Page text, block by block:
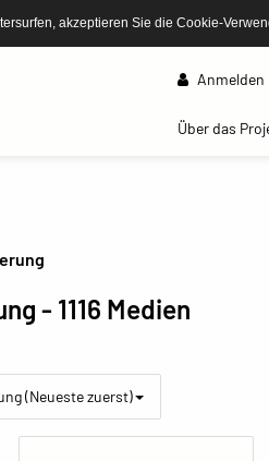
akzeptieren Sie die Cookie-
Anmelden
Über das
- 1116 Medien
(Neueste zuerst)